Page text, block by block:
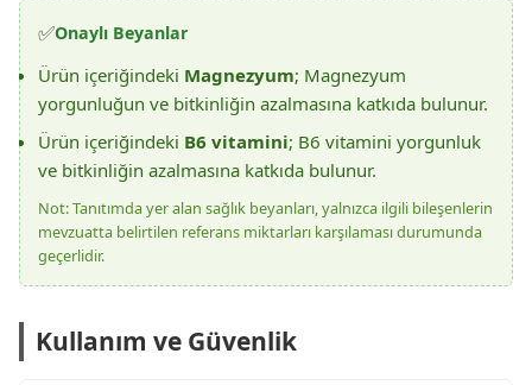
✅Onaylı Beyanlar
Ürün içeriğindeki Magnezyum; Magnezyum
yorgunluğun ve bitkinliğin azalmasına katkıda bulunur.
Ürün içeriğindeki B6 vitamini; B6 vitamini yorgunluk
ve bitkinliğin azalmasına katkıda bulunur.
Not: Tanıtımda yer alan sağlık beyanları, yalnızca ilgili bileşenlerin
mevzuatta belirtilen referans miktarları karşılaması durumunda
geçerlidir.
Kullanım ve Güvenlik